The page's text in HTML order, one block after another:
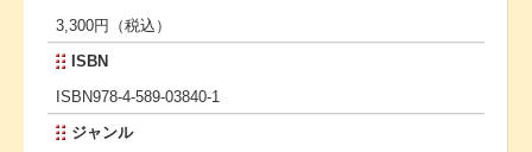
3,300円（税込）
ISBN
ISBN978-4-589-03840-1
ジャンル